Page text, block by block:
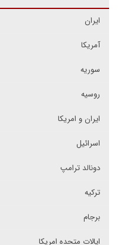
ایران
آمریکا
سوریه
روسیه
ایران و امریکا
اسرائیل
دونالد ترامپ
ترکیه
برجام
ایالات متحده امریکا